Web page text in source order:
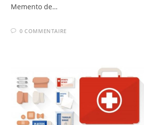
Memento de…
0 COMMENTAIRE